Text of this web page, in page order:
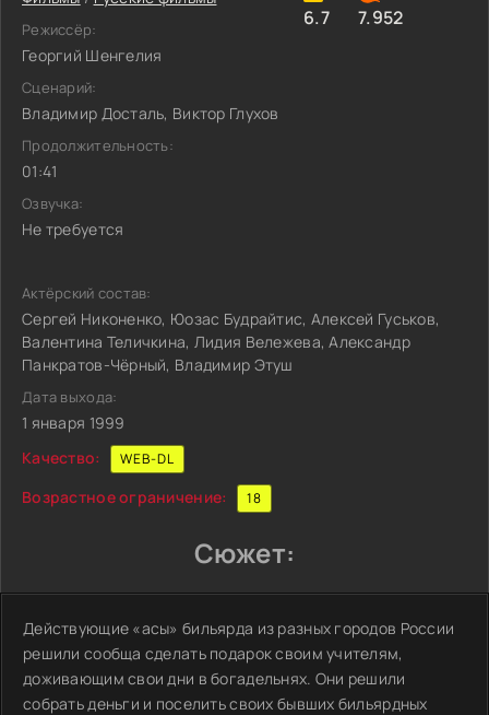
Режиссёр:
Георгий Шенгелия
Сценарий:
Владимир Досталь, Виктор Глухов
Продолжительность:
01:41
Озвучка:
Не требуется
6.7 7.952
Актёрский состав:
Сергей Никоненко, Юозас Будрайтис, Алексей Гуськов,
Валентина Теличкина, Лидия Вележева, Александр
Панкратов-Чёрный, Владимир Этуш
Дата выхода:
1 января 1999
Качество:
WEB-DL
Возрастное ограничение: 18
Сюжет:
Действующие «асы» бильярда из разных городов России
решили сообща сделать подарок своим учителям,
доживающим свои дни в богадельнях. Они решили
собрать деньги и поселить своих бывших бильярдных